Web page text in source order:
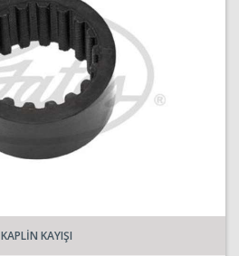
KAPLİN KAYIŞI